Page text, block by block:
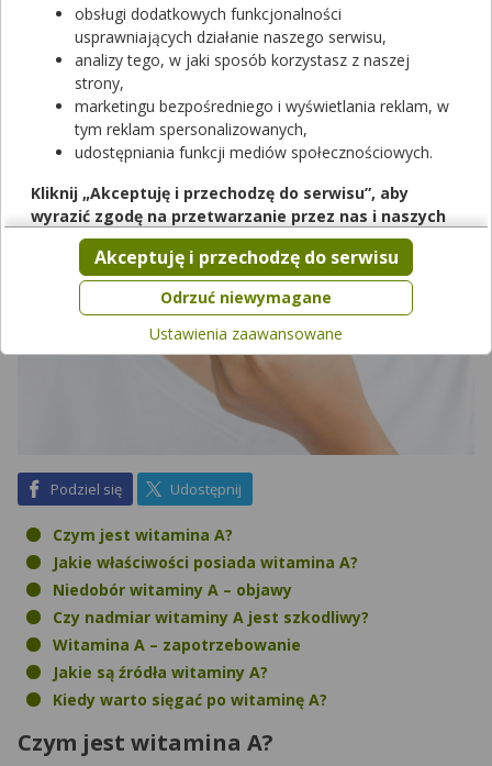
Odpowiada między innymi za prawidłowe widzenie, walczy z
wolnymi rodnikami oraz wspomaga układ immunologiczny.
Jakie jeszcze cenne właściwości posiada witamina A? Czy jej
nadmiar lub niedobór może okazać się szkodliwy dla zdrowia
człowieka? Kiedy stosować witaminę A?
Podziel sięna FacebookUdostępnij
Czym jest witamina A?
Jakie właściwości posiada witamina A?
Niedobór witaminy A – objawy
Czy nadmiar witaminy A jest szkodliwy?
Witamina A – zapotrzebowanie
Jakie są źródła witaminy A?
Kiedy warto sięgać po witaminę A?
Czym jest witamina A?
obsługi dodatkowych funkcjonalności
usprawniających działanie naszego serwisu,
analizy tego, w jaki sposób korzystasz z naszej
strony,
marketingu bezpośredniego i wyświetlania reklam, w
tym reklam spersonalizowanych,
udostępniania funkcji mediów społecznościowych.
Kliknij „Akceptuję i przechodzę do serwisu”, aby
wyrazić zgodę na przetwarzanie przez nas i naszych
partnerów Twoich danych w powyższych celach.
Pamiętaj, że wyrażenie zgody jest dobrowolne, a wyrażoną
zgodę możesz w każdej chwili cofnąć, możesz też wycofać
zgodę na przetwarzanie Twoich danych tylko w niektórych
celach. Jeżeli chcesz dowiedzieć się więcej lub chcesz
przeprowadzić konfigurację szczegółową, to możesz tego
dokonać za pomocą „Ustawień zaawansowanych”.
Więcej informacji na temat wykorzystywania narzędzi
zewnętrznych w naszym serwisie znajdziesz w
Regulaminie
Odrzuć niewymagane
Akceptuję i przechodzę do serwisu
Ustawienia zaawansowane